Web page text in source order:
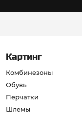
Картинг
Комбинезоны
Обувь
Перчатки
Шлемы